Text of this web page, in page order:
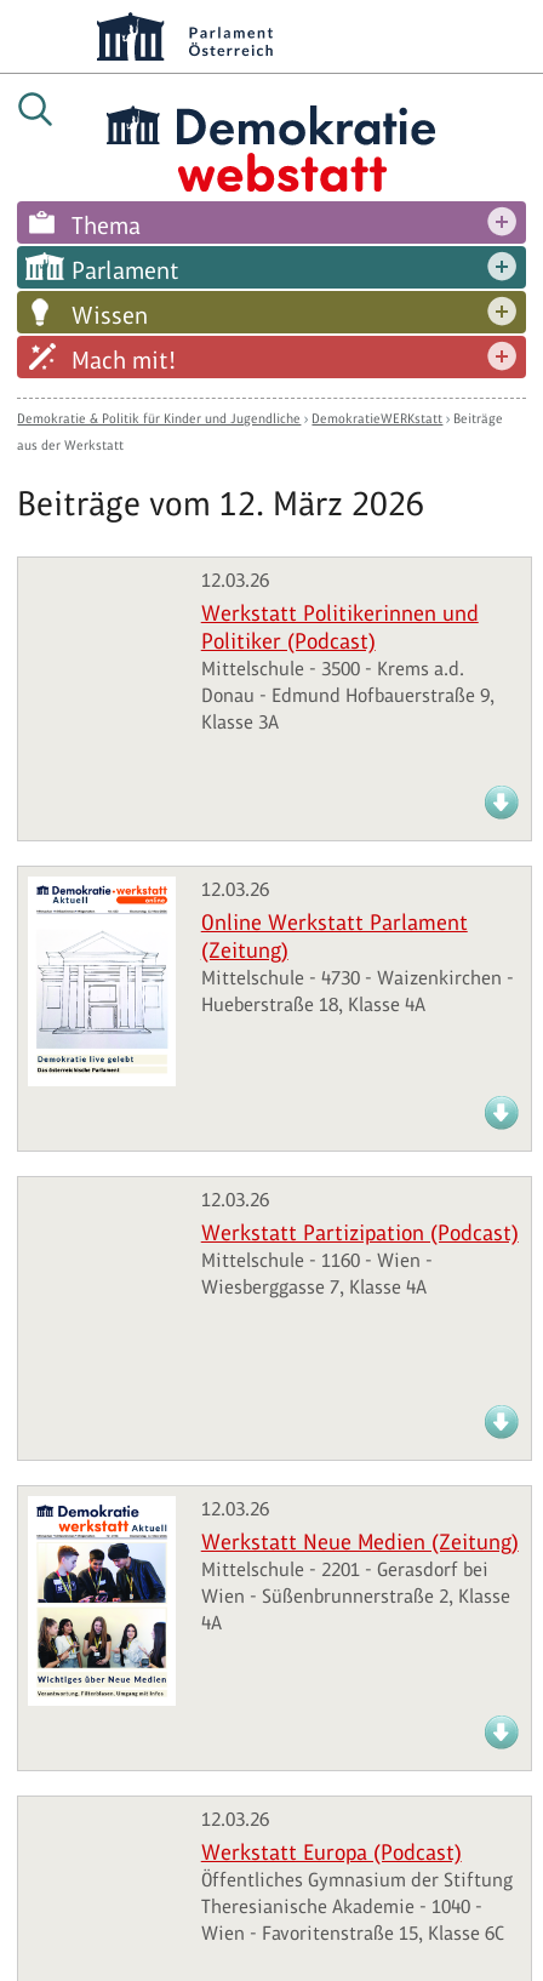
Thema
Parlament
Wissen
Mach mit!
Demokratie & Politik für Kinder und Jugendliche › DemokratieWERKstatt › Beiträge
aus der Werkstatt
Beiträge vom 12. März 2026
12.03.26
Werkstatt Politikerinnen und
Politiker (Podcast)
Mittelschule - 3500 - Krems a.d.
Donau - Edmund Hofbauerstraße 9,
Klasse 3A
12.03.26
Online Werkstatt Parlament
(Zeitung)
Mittelschule - 4730 - Waizenkirchen -
Hueberstraße 18, Klasse 4A
12.03.26
Werkstatt Partizipation (Podcast)
Mittelschule - 1160 - Wien -
Wiesberggasse 7, Klasse 4A
12.03.26
Werkstatt Neue Medien (Zeitung)
Mittelschule - 2201 - Gerasdorf bei
Wien - Süßenbrunnerstraße 2, Klasse
4A
12.03.26
Werkstatt Europa (Podcast)
Öffentliches Gymnasium der Stiftung
Theresianische Akademie - 1040 -
Wien - Favoritenstraße 15, Klasse 6C